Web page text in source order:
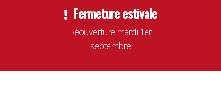
Fermeture estivale
Réouverture mardi 1er
septembre